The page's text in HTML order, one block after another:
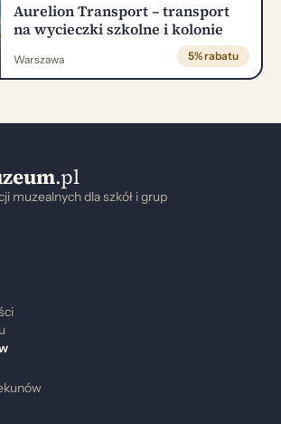
Aurelion Transport – transport
na wycieczki szkolne i kolonie
Warszawa 5% rabatu
.pl
muzealnych dla szkół i grup